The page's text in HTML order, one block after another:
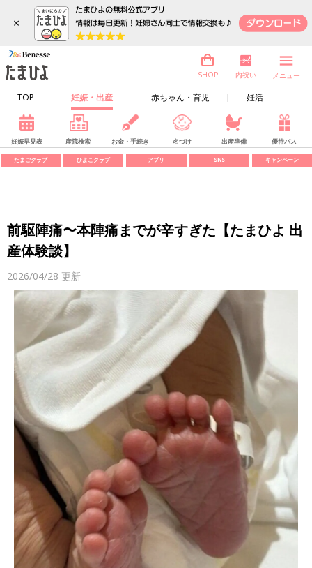
×
TOP 妊娠・出産 赤ちゃん・育児 妊活
SHOP 内祝い メニュー
妊娠早見表 産院検索 お金・手続き 名づけ 出産準備 優待パス
たまごクラブ ひよこクラブ アプリ SNS キャンペーン
前駆陣痛〜本陣痛までが辛すぎた【たまひよ 出
産体験談】
2026/04/28 更新